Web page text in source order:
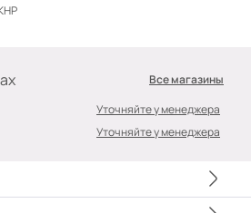
Все магазины
Уточняйте у менеджера
Уточняйте у менеджера